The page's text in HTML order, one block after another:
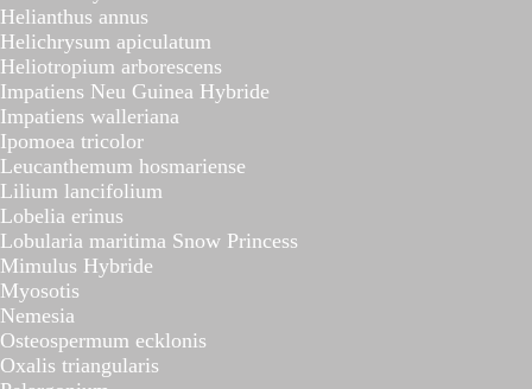
Helianthus annus
Helichrysum apiculatum
Heliotropium arborescens
Impatiens Neu Guinea Hybride
Impatiens walleriana
Ipomoea tricolor
Leucanthemum hosmariense
Lilium lancifolium
Lobelia erinus
Lobularia maritima Snow Princess
Mimulus Hybride
Myosotis
Nemesia
Osteospermum ecklonis
Oxalis triangularis